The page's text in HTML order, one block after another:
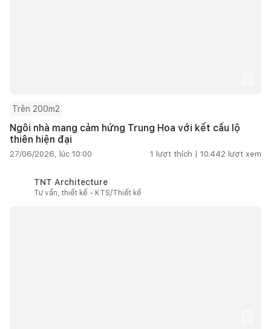
Trên 200m2
Ngôi nhà mang cảm hứng Trung Hoa với kết cấu lộ
thiên hiện đại
27/06/2026, lúc 10:00 1 lượt thích | 10.442 lượt xem
TNT Architecture
Tư vấn, thiết kế - KTS/Thiết kế